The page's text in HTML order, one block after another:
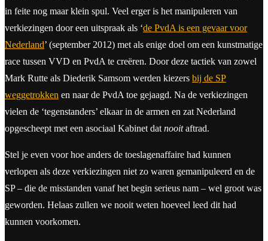
in feite nog maar klein spul. Veel erger is het manipuleren van
verkiezingen door een uitspraak als ‘de PvdA is een gevaar voor
Nederland’ (september 2012) met als enige doel om een kunstmatige
race tussen VVD en PvdA te creëren. Door deze tactiek van zowel
Mark Rutte als Diederik Samsom werden kiezers bij de SP
weggetrokken en naar de PvdA toe gejaagd. Na de verkiezingen
vielen de ‘tegenstanders’ elkaar in de armen en zat Nederland
opgescheept met een asociaal Kabinet dat nooitaftrad.
Stel je even voor hoe anders de toeslagenaffaire had kunnen
verlopen als deze verkiezingen niet zo waren gemanipuleerd en de
SP – die de misstanden vanaf het begin serieus nam – wel groot was
geworden. Helaas zullen we nooit weten hoeveel leed dit had
kunnen voorkomen.